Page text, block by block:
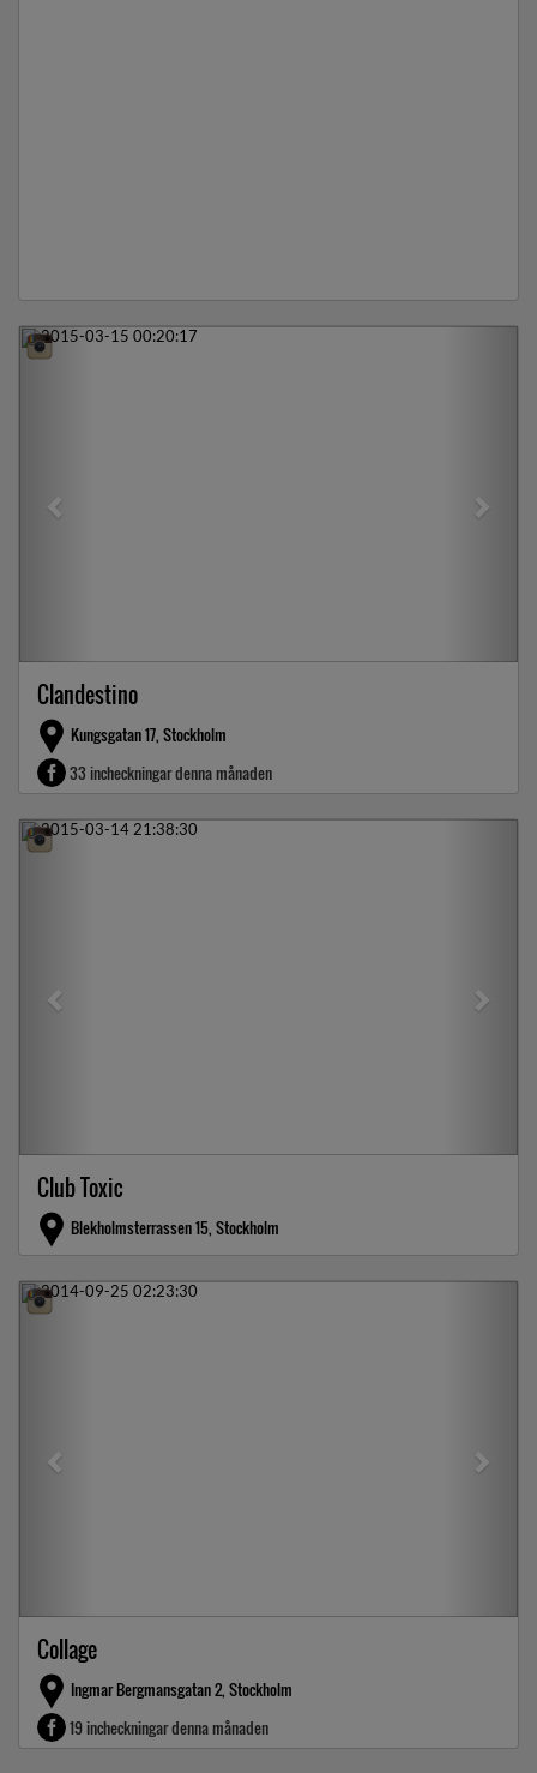
Previous
Clandestino
Kungsgatan 17, Stockholm
33 incheckningar denna månaden
Previous
Club Toxic
Blekholmsterrassen 15, Stockholm
Previous
Collage
Ingmar Bergmansgatan 2, Stockholm
19 incheckningar denna månaden